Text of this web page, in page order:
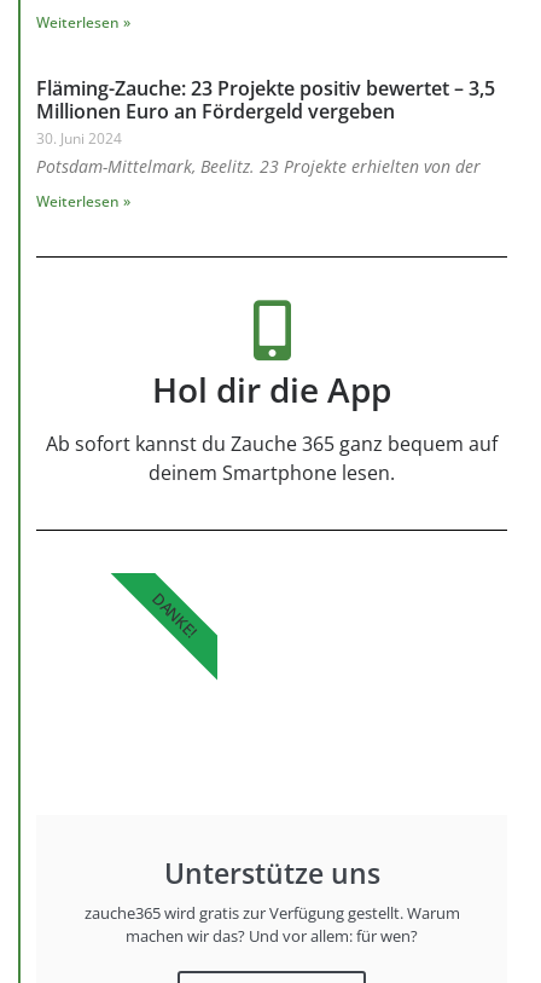
Weiterlesen »
Fläming-Zauche: 23 Projekte positiv bewertet – 3,5
Millionen Euro an Fördergeld vergeben
30. Juni 2024
Potsdam-Mittelmark, Beelitz. 23 Projekte erhielten von der
Weiterlesen »
Hol dir die App
Ab sofort kannst du Zauche 365 ganz bequem auf
deinem Smartphone lesen.
Unterstütze uns
zauche365 wird gratis zur Verfügung gestellt. Warum
machen wir das? Und vor allem: für wen?
DANKE!